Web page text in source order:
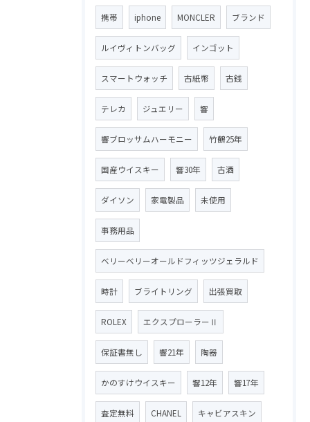
携帯 iphone MONCLER ブランド
ルイヴィトンバッグ インゴット
スマートウォッチ 古紙幣 古銭
テレカ ジュエリー 響
響ブロッサムハーモニー 竹鶴25年
国産ウイスキー 響30年 古酒
ダイソン 家電製品 未使用
事務用品
ベリーベリーオールドフィッツジェラルド
時計 ブライトリング 出張買取
ROLEX エクスプローラーⅡ
保証書無し 響21年 陶器
かのすけウイスキー 響12年 響17年
査定無料 CHANEL キャビアスキン